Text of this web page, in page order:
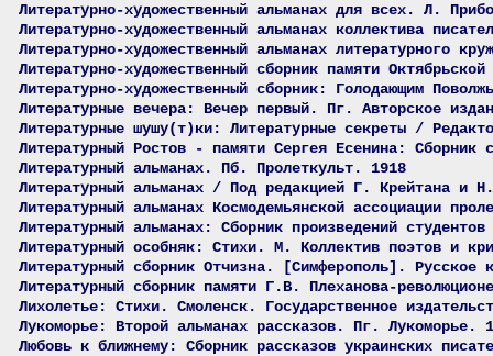
Литературно-художественный альманах для всех. Л.
Литературно-художественный альманах коллектива
Литературно-художественный альманах литературного
Литературно-художественный сборник памяти
Литературно-художественный сборник: Голодающим
Литературные вечера: Вечер первый. Пг. Авторское
Литературные шушу(т)ки: Литературные секреты /
Литературный Ростов - памяти Сергея Есенина:
Литературный альманах. Пб. Пролеткульт. 1918
Литературный альманах / Под редакцией Г. Крейтана и
Литературный альманах Космодемьянской ассоциации
Литературный альманах: Сборник произведений
Литературный особняк: Стихи. М. Коллектив поэтов и
Литературный сборник Отчизна. [Симферополь].
Литературный сборник памяти Г.В. Плеханова-
Лихолетье: Стихи. Смоленск. Государственное
Лукоморье: Второй альманах рассказов. Пг. Лукоморье.
Любовь к ближнему: Сборник рассказов украинских